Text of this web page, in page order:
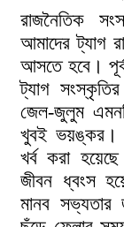
রাজনৈতিক
আমাদের ট্যাগ
আসতে হবে।
ট্যাগ সংস্কৃতির
জেল-জুলুম
খুবই ভয়ঙ্কর।
খর্ব করা
জীবন ধ্বংস
মানব